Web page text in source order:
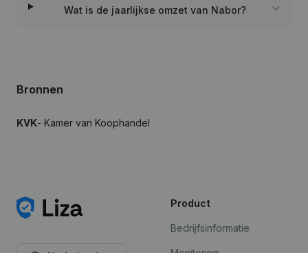
Wat is de jaarlijkse omzet van Nabor?
Bronnen
KVK- Kamer van Koophandel
Product
Bedrijfsinformatie